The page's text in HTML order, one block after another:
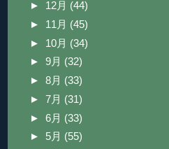
► 12月 (44)
► 11月 (45)
► 10月 (34)
► 9月 (32)
► 8月 (33)
► 7月 (31)
► 6月 (33)
► 5月 (55)